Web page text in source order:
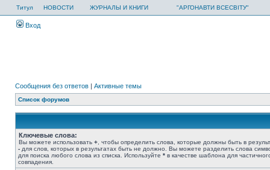
Титул НОВОСТИ ЖУРНАЛЫ И КНИГИ "АРГОНАВТИ ВСЕСВІТУ"
Вход
Сообщения без ответов | Активные темы
Список форумов
Ключевые слова:
Вы можете использовать + , чтобы определить слова, которые должны быть в
- для слов, которых в результатах быть не должно. Вы можете разделить слова
для поиска любого слова из списка. Используйте * в качестве шаблона для
совпадения.